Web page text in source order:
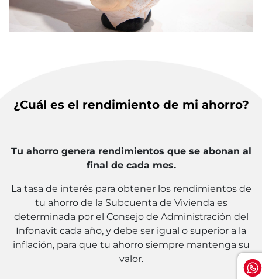
¿Cuál es el rendimiento de mi ahorro?
Tu ahorro genera rendimientos que se abonan al
final de cada mes.
La tasa de interés para obtener los rendimientos de
tu ahorro de la Subcuenta de Vivienda es
determinada por el Consejo de Administración del
Infonavit cada año, y debe ser igual o superior a la
inflación, para que tu ahorro siempre mantenga su
valor.